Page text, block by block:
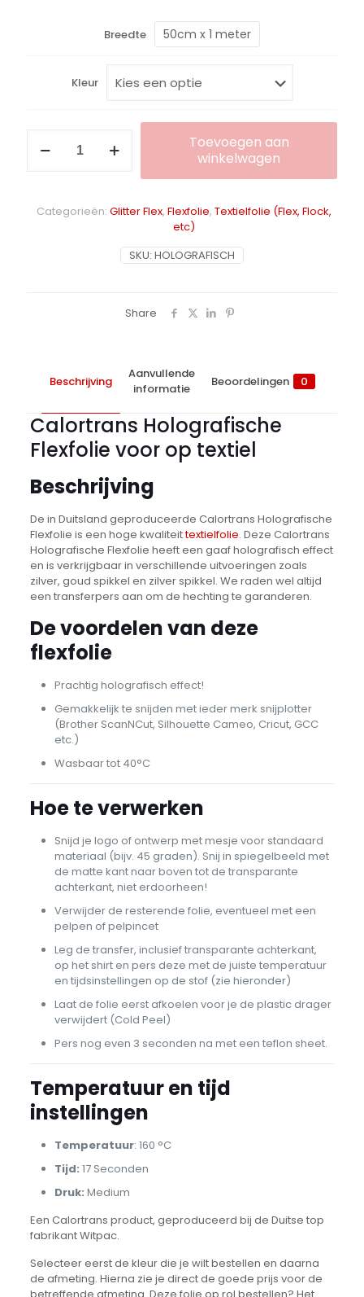
Breedte 50cm x 1 meter
Kleur
Holografische
Toevoegen aan
winkelwagen
SKU: HOLOGRAFISCH
Categorieën: Glitter Flex, Flexfolie, Textielfolie (Flex, Flock,
etc)
Share
Beschrijving
Aanvullende
informatie
Beoordelingen 0
Calortrans Holografische
Flexfolie voor op textiel
Beschrijving
De in Duitsland geproduceerde Calortrans Holografische
Flexfolie is een hoge kwaliteittextielfolie. Deze Calortrans
Holografische Flexfolie heeft een gaaf holografisch effect
en is verkrijgbaar in verschillende uitvoeringen zoals
zilver, goud spikkel en zilver spikkel. We raden wel altijd
een transferpers aan om de hechting te garanderen.
De voordelen van deze
flexfolie
Prachtig holografisch effect!
Gemakkelijk te snijden met ieder merk snijplotter
(Brother ScanNCut, Silhouette Cameo, Cricut, GCC
etc.)
Wasbaar tot 40°C
Hoe te verwerken
Snijd je logo of ontwerp met mesje voor standaard
materiaal (bijv. 45 graden). Snij in spiegelbeeld met
de matte kant naar boven tot de transparante
achterkant, niet erdoorheen!
Verwijder de resterende folie, eventueel met een
pelpen of pelpincet
Leg de transfer, inclusief transparante achterkant,
op het shirt en pers deze met de juiste temperatuur
en tijdsinstellingen op de stof (zie hieronder)
Laat de folie eerst afkoelen voor je de plastic drager
verwijdert (Cold Peel)
Pers nog even 3 seconden na met een teflon sheet.
Temperatuur en tijd
instellingen
Temperatuur: 160 °C
Tijd: 17 Seconden
Druk: Medium
Een Calortrans product, geproduceerd bij de Duitse top
fabrikant Witpac.
Selecteer eerst de kleur die je wilt bestellen en daarna
de afmeting. Hierna zie je direct de goede prijs voor de